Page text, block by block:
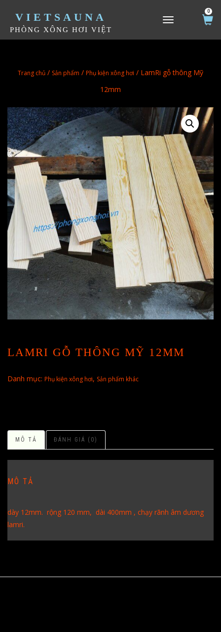
VIETSAUNA
PHÒNG XÔNG HƠI VIỆT
TOGGLE NAVIGATION
0
Trang chủ / Sản phẩm / Phụ kiện xông hơi / LamRi gỗ thông Mỹ
12mm
LAMRI GỖ THÔNG MỸ 12MM
Danh mục: Phụ kiện xông hơi, Sản phẩm khác
MÔ TẢ ĐÁNH GIÁ (0)
MÔ TẢ
dày 12mm. rộng 120 mm, dài 400mm , chạy rãnh âm dương
lamri.